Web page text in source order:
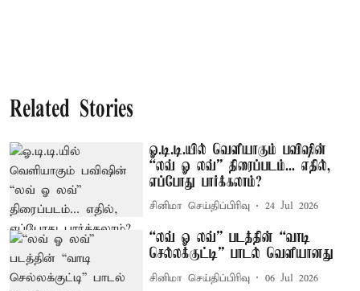
Related Stories
ஓ.டி.டி.யில் வெளியாகும் பவிஷின்
“லவ் ஓ லவ்” திரைப்படம்... எதில்,
எப்போது பார்க்கலாம்?
சினிமா செய்திப்பிரிவு 24 Jul 2026
“லவ் ஓ லவ்” படத்தின் “வாடி
செல்லக்குட்டி” பாடல் வெளியானது
சினிமா செய்திப்பிரிவு 06 Jul 2026